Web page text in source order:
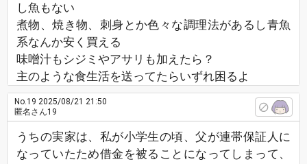
し魚もない
煮物、焼き物、刺身とか色々な調理法があるし青魚
系なんか安く買える
味噌汁もシジミやアサリも加えたら？
主のような食生活を送ってたらいずれ困るよ
No.19 2025/08/21 21:50
匿名さん19
うちの実家は、私が小学生の頃、父が連帯保証人に
なっていたため借金を被ることになってしまって、